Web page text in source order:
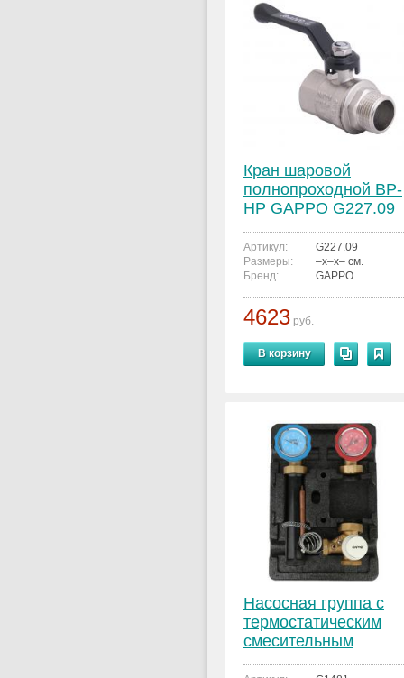
Кран шаровой
полнопроходной ВР-
НР GAPPO G227.09
2"x2"
Артикул:
G227.09
Размеры:
–x–x– см.
Бренд:
GAPPO
4623 руб.
В корзину
Насосная группа с
термостатическим
смесительным
клапаном без насоса